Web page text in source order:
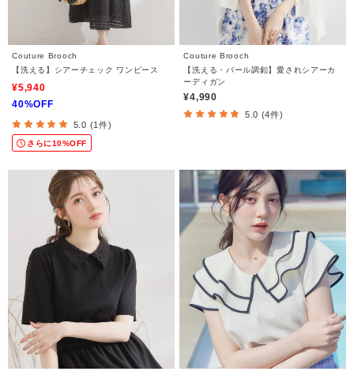
Couture Brooch
【洗える】シアーチェック ワンピース
¥5,940
40%OFF
5.0 (1件)
さらに10%OFF
Couture Brooch
【洗える・パール調釦】愛されシアーカ
ーディガン
¥4,990
5.0 (4件)